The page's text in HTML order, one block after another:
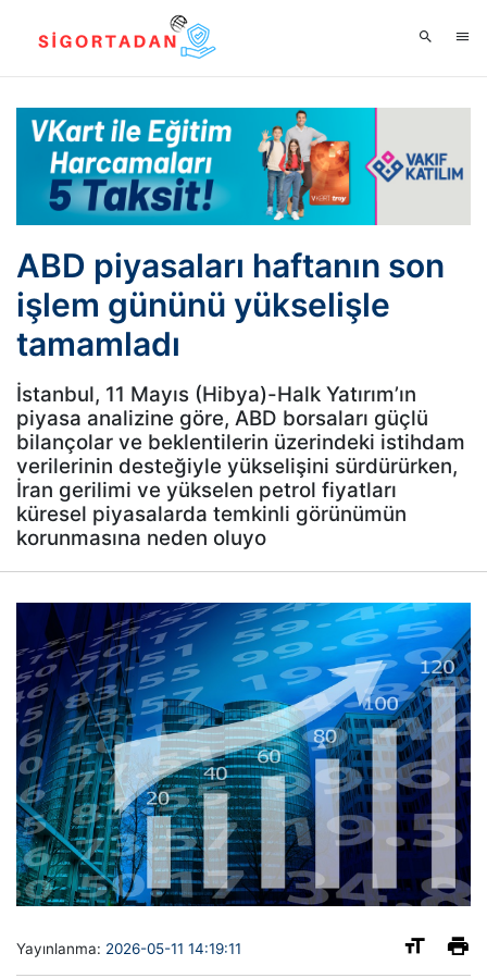
ABD piyasaları haftanın son
işlem gününü yükselişle
tamamladı
İstanbul, 11 Mayıs (Hibya)-Halk Yatırım’ın
piyasa analizine göre, ABD borsaları güçlü
bilançolar ve beklentilerin üzerindeki istihdam
verilerinin desteğiyle yükselişini sürdürürken,
İran gerilimi ve yükselen petrol fiyatları
küresel piyasalarda temkinli görünümün
korunmasına neden oluyo
Yayınlanma: 2026-05-11 14:19:11